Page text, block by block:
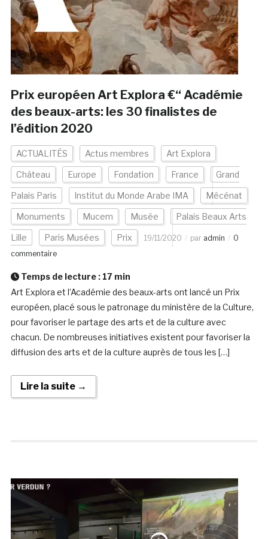
Prix européen Art Explora €“ Académie
des beaux-arts: les 30 finalistes de
l’édition 2020
ACTUALITÉS Actus membres Art Explora
Château Europe Fondation France Grand
Palais Paris Institut du Monde Arabe IMA Mécénat
Monuments Mucem Musée Palais Beaux Arts
Lille Paris Musées Prix 19/11/2020 par admin
0
commentaire
Temps de lecture : 17 min
Art Explora et l’Académie des beaux-arts ont lancé un Prix
européen, placé sous le patronage du ministère de la Culture,
pour favoriser le partage des arts et de la culture avec
chacun. De nombreuses initiatives existent pour favoriser la
diffusion des arts et de la culture auprès de tous les […]
Lire la suite →